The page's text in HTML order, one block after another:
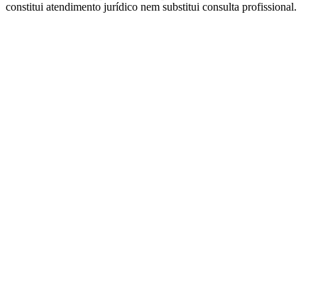
constitui atendimento jurídico nem substitui consulta profissional.